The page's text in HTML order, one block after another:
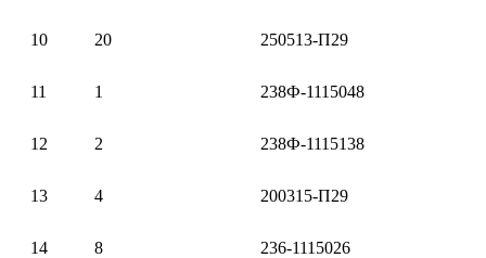
10 20 250513-П29
11 1 238Ф-1115048
12 2 238Ф-1115138
13 4 200315-П29
14 8 236-1115026